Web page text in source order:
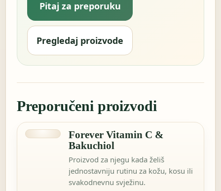
Pitaj za preporuku
Pregledaj proizvode
Preporučeni proizvodi
Forever Vitamin C &
Bakuchiol
Proizvod za njegu kada želiš
jednostavniju rutinu za kožu, kosu ili
svakodnevnu svježinu.